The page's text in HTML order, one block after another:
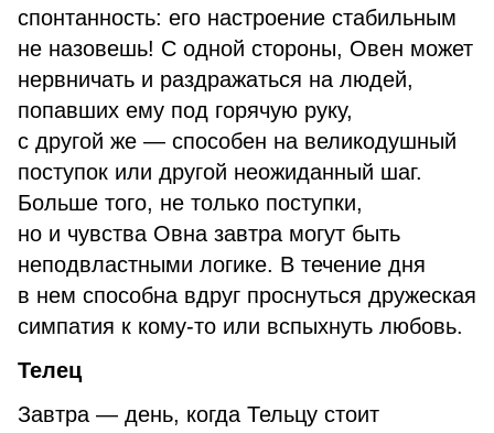
спонтанность: его настроение стабильным
не назовешь! С одной стороны, Овен может
нервничать и раздражаться на людей,
попавших ему под горячую руку,
с другой же — способен на великодушный
поступок или другой неожиданный шаг.
Больше того, не только поступки,
но и чувства Овна завтра могут быть
неподвластными логике. В течение дня
в нем способна вдруг проснуться дружеская
симпатия к кому-то или вспыхнуть любовь.
Телец
Завтра — день, когда Тельцу стоит